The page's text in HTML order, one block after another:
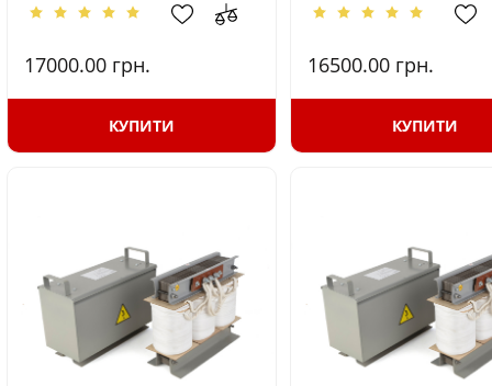
17000.00 грн.
КУПИТИ
16500.00 грн.
КУПИТИ